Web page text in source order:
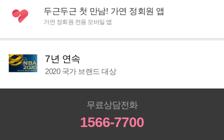
두근두근 첫 만남! 가연 정회원 앱
가연 정회원 전용 모바일 앱
7년 연속
2020 국가 브랜드 대상
무료상담전화
1566-7700